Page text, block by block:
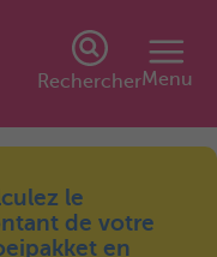
RechercherMenu
le
de votre
en